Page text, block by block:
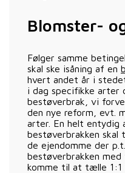
Blomster-
Følger samme
skal ske isåning af en
hvert andet år i
i dag specifikke arter
bestøverbrak, vi
den nye reform, evt.
arter. En helt entydig
bestøverbrakken skal
de ejendomme der
bestøverbrakken
komme til at tælle 1:1